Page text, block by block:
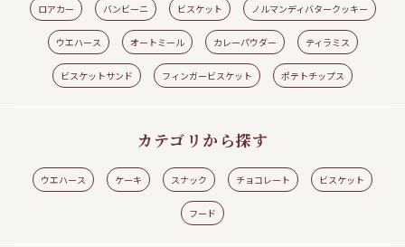
レシピの続きを見る
ロアカー バンビーニ ビスケット ノルマンディバタークッキー
ウエハース オートミール カレーパウダー ティラミス
ビスケットサンド フィンガービスケット ポテトチップス
カテゴリから探す
ウエハース ケーキ スナック チョコレート ビスケット
フード